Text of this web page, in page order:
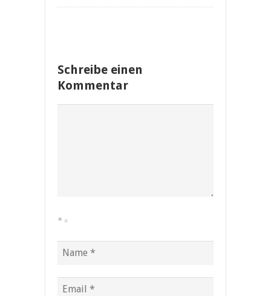
Schreibe einen
Kommentar
* =